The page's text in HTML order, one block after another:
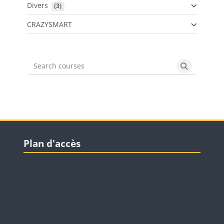
Divers (3)
CRAZYSMART
Search courses Search
Blocs
Plan d'accès